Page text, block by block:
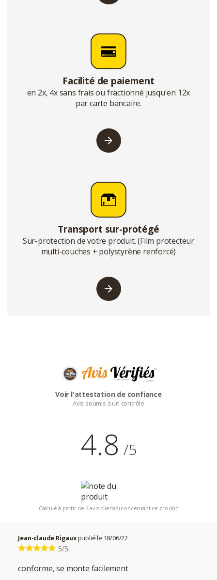
Facilité de paiement
en 2x, 4x sans frais ou fractionné jusqu'en 12x
par carte bancaire.
Transport sur-protégé
Sur-protection de votre produit. (Film protecteur
multi-couches + polystyrène renforcé)
Voir l'attestation de confiance
Avis soumis à un contrôle
4.8 /5
Calculé à partir de 4 avis client(s) concernant ce produit
Jean-claude Rigauxpublié le 18/06/22
5/5
conforme, se monte facilement